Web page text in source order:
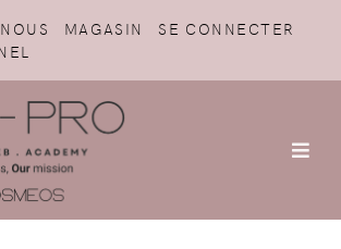
MAGASIN
SE CONNECTER